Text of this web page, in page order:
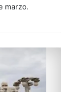
marzo.